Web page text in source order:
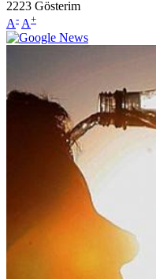
2223 Gösterim
A- A+